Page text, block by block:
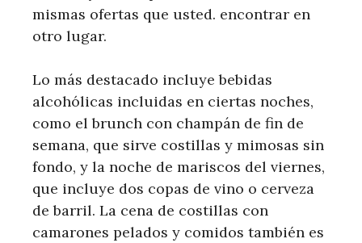
mismas ofertas que usted. encontrar en
otro lugar.
Lo más destacado incluye bebidas
alcohólicas incluidas en ciertas noches,
como el brunch con champán de fin de
semana, que sirve costillas y mimosas sin
fondo, y la noche de mariscos del viernes,
que incluye dos copas de vino o cerveza
de barril. La cena de costillas con
camarones pelados y comidos también es